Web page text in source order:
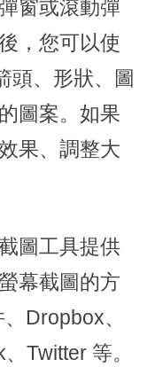
窗或滾動彈
，您可以使
頭、形狀、圖
圖案。如果
果、調整大
圖工具提供
幕截圖的方
Dropbox、
Twitter 等。